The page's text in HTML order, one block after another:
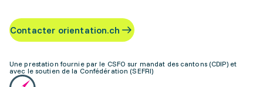
Contacter orientation.ch
Une prestation fournie par le CSFO sur mandat des cantons (CDIP) et
avec le soutien de la Confédération (SEFRI)